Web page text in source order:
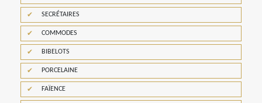
SECRÉTAIRES
COMMODES
BIBELOTS
PORCELAINE
FAÏENCE